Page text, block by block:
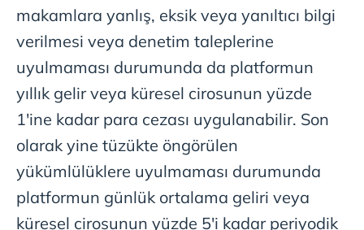
makamlara yanlış, eksik veya yanıltıcı bilgi
verilmesi veya denetim taleplerine
uyulmaması durumunda da platformun
yıllık gelir veya küresel cirosunun yüzde
1'ine kadar para cezası uygulanabilir. Son
olarak yine tüzükte öngörülen
yükümlülüklere uyulmaması durumunda
platformun günlük ortalama geliri veya
küresel cirosunun yüzde 5'i kadar periyodik